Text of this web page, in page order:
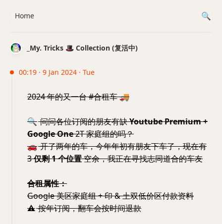
_My. Tricks 🎩 Collection (复活中)
00:19 · 9 Jan 2024 · Tue
2024 年的又一台 #合租车🚚
🔍问问各位订阅的朋友有缺Youtube Premium +
Google One2T 家庭组的吗？
🚗开了两年的车，今年年初有朋友下车了，现在有
3仅剩 1 个位置空余，我正在寻找志同道合的车友
合租属性：
Google 美区家庭组 + 印 & 土双低价区付款资料
⚠️按年订阅，翻车会按时间退款
Home